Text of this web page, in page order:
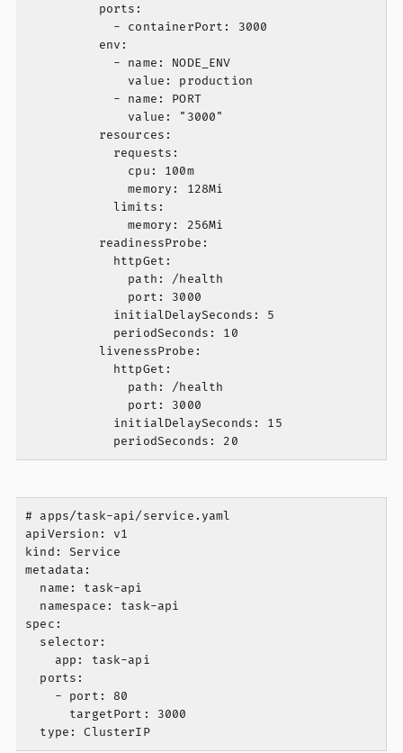
          ports:
            - containerPort: 3000
          env:
            - name: NODE_ENV
              value: production
            - name: PORT
              value: "3000"
          resources:
            requests:
              cpu: 100m
              memory: 128Mi
            limits:
              memory: 256Mi
          readinessProbe:
            httpGet:
              path: /health
              port: 3000
            initialDelaySeconds: 5
            periodSeconds: 10
          livenessProbe:
            httpGet:
              path: /health
              port: 3000
            initialDelaySeconds: 15
# apps/task-api/service.yaml
apiVersion: v1
kind: Service
metadata:
  name: task-api
  namespace: task-api
spec:
  selector:
    app: task-api
  ports:
    - port: 80
      targetPort: 3000
  type: ClusterIP